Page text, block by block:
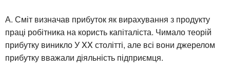
А. Сміт визначав прибуток як вирахування з продукту
праці робітника на користь капіталіста. Чимало теорій
прибутку виникло У XX столітті, але всі вони джерелом
прибутку вважали діяльність підприємця.